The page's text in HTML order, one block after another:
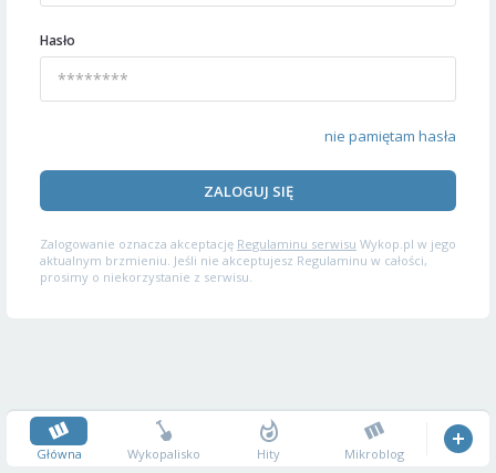
Hasło
nie pamiętam hasła
ZALOGUJ SIĘ
Zalogowanie oznacza akceptację Regulaminu serwisu Wykop.pl w jego
aktualnym brzmieniu. Jeśli nie akceptujesz Regulaminu w całości,
prosimy o niekorzystanie z serwisu.
Główna Wykopalisko Hity Mikroblog